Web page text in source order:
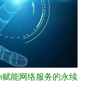
能网络服务的永续